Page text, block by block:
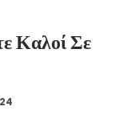
Καλοί Σε